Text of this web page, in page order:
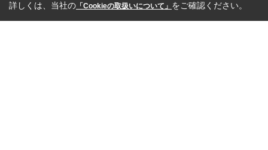
詳しくは、当社の 「Cookieの取扱いについて」 をご確認ください。